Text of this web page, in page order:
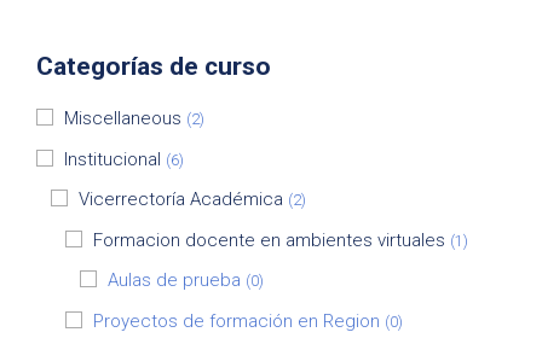
Categorías de curso
Miscellaneous (2)
Institucional (6)
Vicerrectoría Académica (2)
Formacion docente en ambientes virtuales (1)
Aulas de prueba (0)
Proyectos de formación en Region (0)